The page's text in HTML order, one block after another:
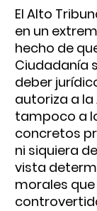
El Alto
en un
hecho de
Ciudadanía
deber
autoriza a
tampoco a
concretos
ni siquiera
vista
morales